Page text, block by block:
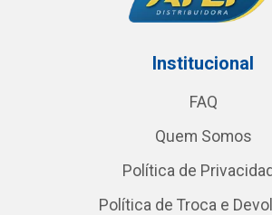
Institucional
FAQ
Quem Somos
Política de
Política de Troca e